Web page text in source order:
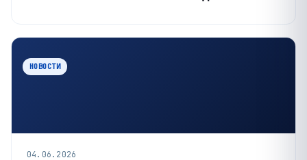
НОВОСТИ
04.06.2026